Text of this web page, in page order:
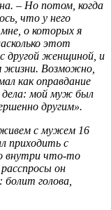
– Но потом, когда
что у него
о которых я
этот
другой женщиной, и
жизни. Возможно,
как оправдание
дела: мой муж был
другим».
с мужем 16
приходить с
внутри что-то
он
голова,